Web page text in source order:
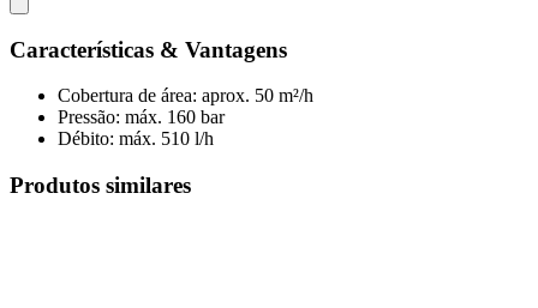
Características & Vantagens
Cobertura de área: aprox. 50 m²/h
Pressão: máx. 160 bar
Débito: máx. 510 l/h
Produtos similares